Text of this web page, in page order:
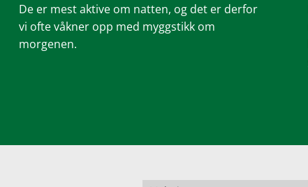
De er mest aktive om natten, og det er derfor
vi ofte våkner opp med myggstikk om
morgenen.